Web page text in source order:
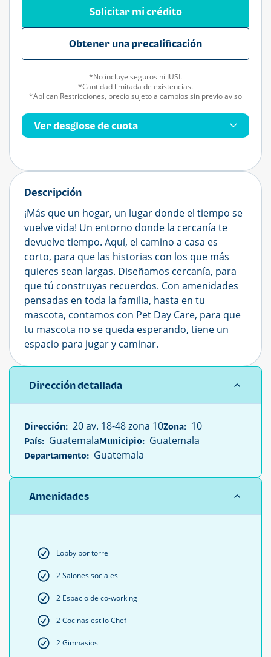
Descripción
¡Más que un hogar, un lugar donde el tiempo se
vuelve vida! Un entorno donde la cercanía te
devuelve tiempo. Aquí, el camino a casa es
corto, para que las historias con los que más
quieres sean largas. Diseñamos cercanía, para
que tú construyas recuerdos. Con amenidades
pensadas en toda la familia, hasta en tu
mascota, contamos con Pet Day Care, para que
tu mascota no se queda esperando, tiene un
espacio para jugar y caminar.
Dirección detallada
Dirección: 20 av. 18-48 zona 10Zona: 10
País: GuatemalaMunicipio: Guatemala
Departamento: Guatemala
Amenidades
Lobby por torre
2 Salones sociales
2 Espacio de co-working
2 Cocinas estilo Chef
2 Gimnasios
Ver desglose de cuota
Solicitar mi crédito
Obtener una precalificación
*No incluye seguros ni IUSI.
*Cantidad limitada de existencias.
*Aplican Restricciones, precio sujeto a cambios sin previo aviso